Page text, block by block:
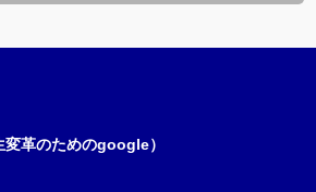
革のためのgoogle）